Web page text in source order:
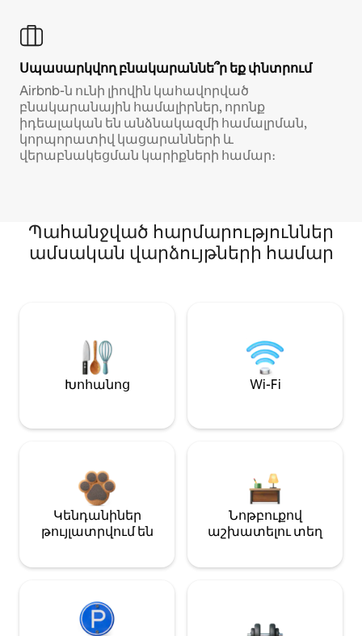
Սպասարկվող բնակարաննե՞ր եք փնտրում
Airbnb-ն ունի լիովին կահավորված
բնակարանային համալիրներ, որոնք
իդեալական են անձնակազմի համալրման,
կորպորատիվ կացարանների և
վերաբնակեցման կարիքների համար։
Պահանջված հարմարություններ
ամսական վարձույթների համար
Խոհանոց Wi-Fi
Կենդանիներ
թույլատրվում են
Նոթբուքով
աշխատելու տեղ